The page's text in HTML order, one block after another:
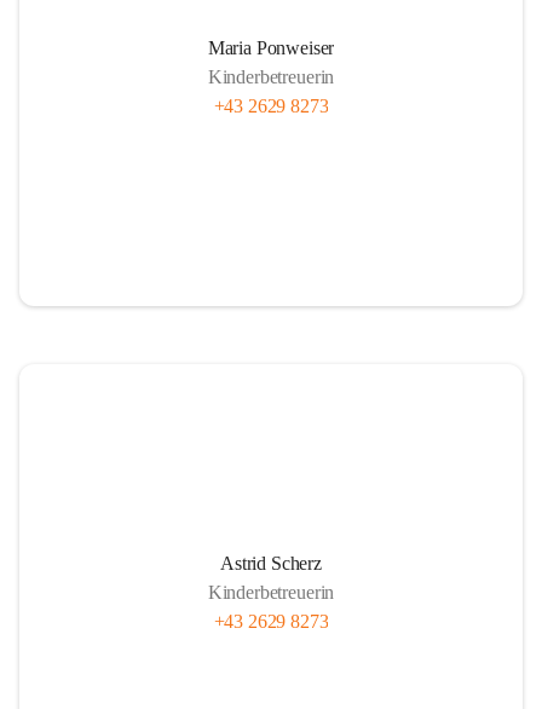
Maria Ponweiser
Kinderbetreuerin
+43 2629 8273
Astrid Scherz
Kinderbetreuerin
+43 2629 8273